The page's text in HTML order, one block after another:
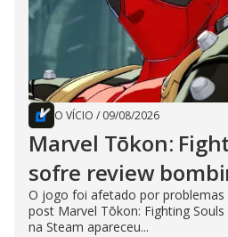
O VÍCIO / 09/08/2026
Marvel Tōkon:
sofre review
O jogo foi afetado por problemas
post Marvel Tōkon: Fighting
na Steam apareceu...